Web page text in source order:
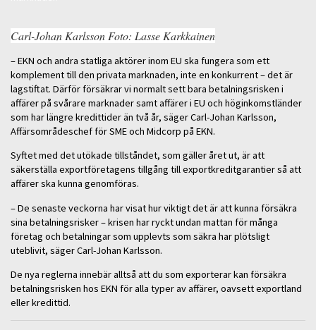
Carl-Johan Karlsson Foto: Lasse Karkkainen
– EKN och andra statliga aktörer inom EU ska fungera som ett
komplement till den privata marknaden, inte en konkurrent – det är
lagstiftat. Därför försäkrar vi normalt sett bara betalningsrisken i
affärer på svårare marknader samt affärer i EU och höginkomstländer
som har längre kredittider än två år, säger Carl-Johan Karlsson,
Affärsområdeschef för SME och Midcorp på EKN.
Syftet med det utökade tillståndet, som gäller året ut, är att
säkerställa exportföretagens tillgång till exportkreditgarantier så att
affärer ska kunna genomföras.
– De senaste veckorna har visat hur viktigt det är att kunna försäkra
sina betalningsrisker – krisen har ryckt undan mattan för många
företag och betalningar som upplevts som säkra har plötsligt
uteblivit, säger Carl-Johan Karlsson.
De nya reglerna innebär alltså att du som exporterar kan försäkra
betalningsrisken hos EKN för alla typer av affärer, oavsett exportland
eller kredittid.